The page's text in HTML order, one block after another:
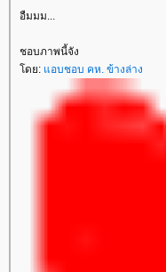
อืมมม...
ชอบภาพนี้จัง
ดย: อบชอบ คห. ข้างล่าง